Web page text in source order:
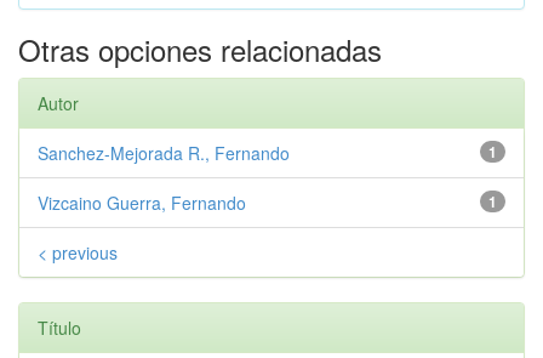
Otras opciones relacionadas
Autor
1
Sanchez-Mejorada R., Fernando
1
Vizcaino Guerra, Fernando
< previous
Título